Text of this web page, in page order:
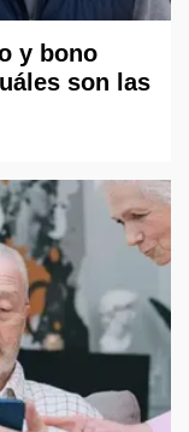
y bono
son las